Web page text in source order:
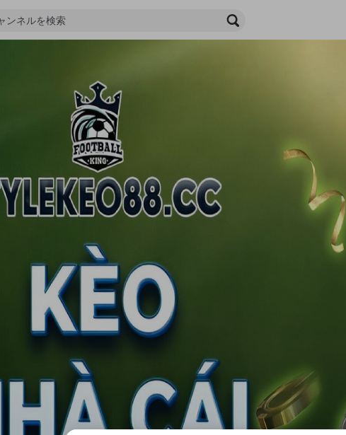
OPENREC.tv アカウントは mellow-fan アカウ
ントに移行しました。
新規登録
OPENREC.tvアカウントはmellow-fanアカウン
トに統合しました。
パーソナルデータの登録
限定コミュニティ参加方法